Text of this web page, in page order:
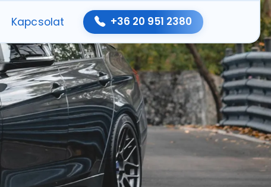
Kapcsolat +36 20 951 2380